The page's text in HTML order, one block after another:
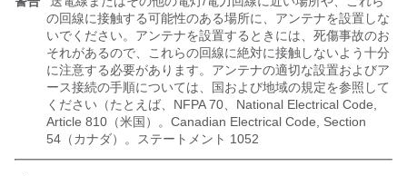
の回線に接触する可能性のある場所に、アンテナを設置しな
いでください。アンテナを設置するときには、死傷事故のお
それがあるので、これらの回線に絶対に接触しないよう十分
に注意する必要があります。アンテナの適切な設置およびア
ース接続の手順については、国および地域の規定を参照して
ください（たとえば、NFPA 70、National Electrical Code,
Article 810（米国）。Canadian Electrical Code, Section
54（カナダ）。ステートメント 1052